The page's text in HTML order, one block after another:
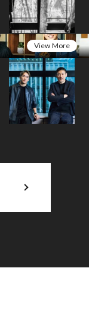
View More